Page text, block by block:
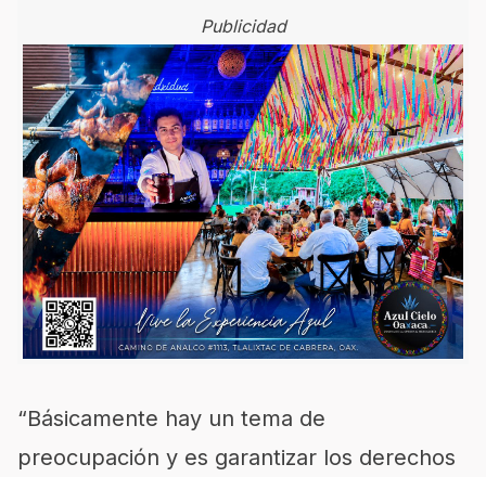
Publicidad
“Básicamente hay un tema de
preocupación y es garantizar los derechos